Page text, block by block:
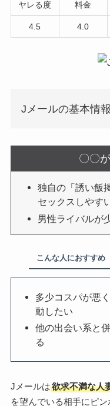
ヤレる度 料金
4.5 4.0
Jメールの基本情報
〇〇
独自の「誘い飯
セックスしやす
男性ライバルが
こんな人におすすめ
多少コスパが悪
動したい
他の出会い系と
る
Jメールは欲求不満な人
を望んでいる相手にピ